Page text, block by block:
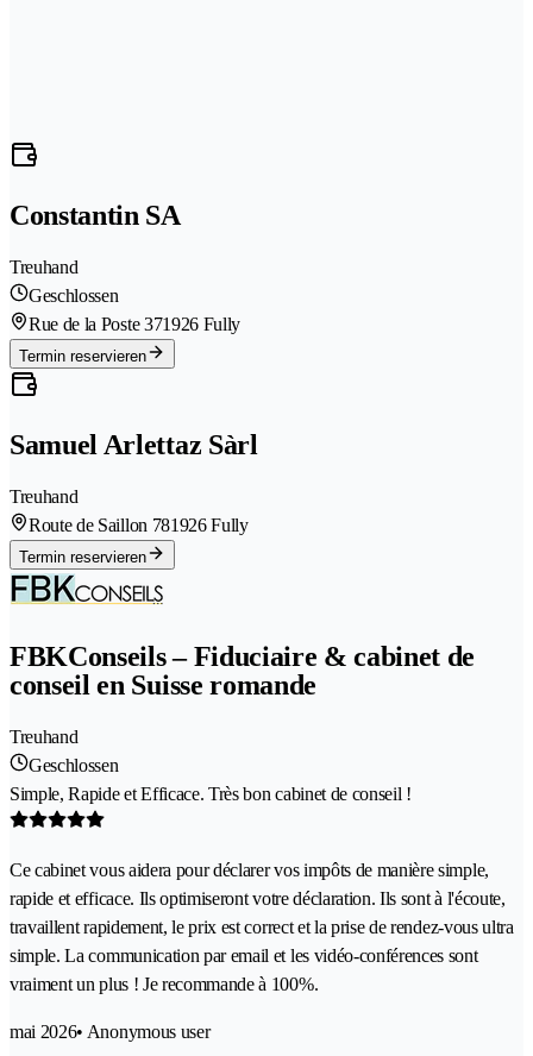
Constantin SA
Treuhand
Geschlossen
Rue de la Poste 371926 Fully
Termin reservieren
Samuel Arlettaz Sàrl
Treuhand
Route de Saillon 781926 Fully
Termin reservieren
FBKConseils – Fiduciaire & cabinet de
conseil en Suisse romande
Treuhand
Geschlossen
Simple, Rapide et Efficace. Très bon cabinet de conseil !
Ce cabinet vous aidera pour déclarer vos impôts de manière simple,
rapide et efficace. Ils optimiseront votre déclaration. Ils sont à l'écoute,
travaillent rapidement, le prix est correct et la prise de rendez-vous ultra
simple. La communication par email et les vidéo-conférences sont
vraiment un plus ! Je recommande à 100%.
mai 2026• Anonymous user